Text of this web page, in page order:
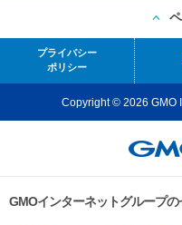
プライバシー
ポリシー
Copyright © 2026 GMO
GMOインターネットグループ